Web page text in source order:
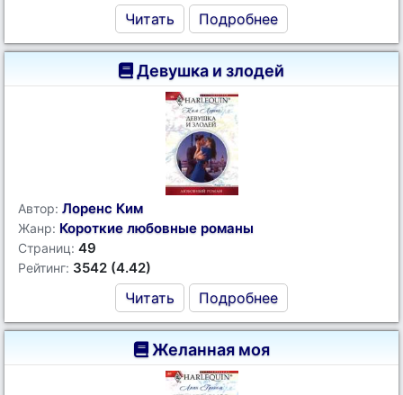
Читать Подробнее
Девушка и злодей
Автор: Лоренс Ким
Жанр: Короткие любовные романы
Страниц: 49
Рейтинг: 3542 (4.42)
Читать Подробнее
Желанная моя